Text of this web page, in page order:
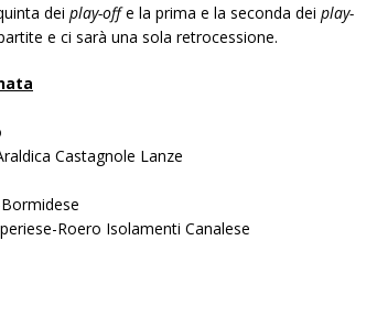
dei play-offe la prima e la seconda dei play-
e ci sarà una sola retrocessione.
Castagnole Lanze
Roero Isolamenti Canalese